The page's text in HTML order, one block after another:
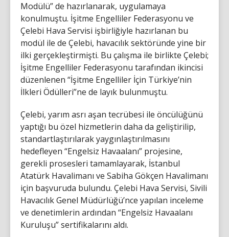
Modülü” de hazırlanarak, uygulamaya
konulmuştu. İşitme Engelliler Federasyonu ve
Çelebi Hava Servisi işbirliğiyle hazırlanan bu
modül ile de Çelebi, havacılık sektöründe yine bir
ilki gerçekleştirmişti. Bu çalışma ile birlikte Çelebi;
İşitme Engelliler Federasyonu tarafından ikincisi
düzenlenen “İşitme Engelliler İçin Türkiye’nin
İlkleri Ödülleri”ne de layık bulunmuştu.
Çelebi, yarım asrı aşan tecrübesi ile öncülüğünü
yaptığı bu özel hizmetlerin daha da geliştirilip,
standartlaştırılarak yaygınlaştırılmasını
hedefleyen “Engelsiz Havaalanı” projesine,
gerekli prosesleri tamamlayarak, İstanbul
Atatürk Havalimanı ve Sabiha Gökçen Havalimanı
için başvuruda bulundu. Çelebi Hava Servisi, Sivili
Havacılık Genel Müdürlüğü’nce yapılan inceleme
ve denetimlerin ardından “Engelsiz Havaalanı
Kuruluşu” sertifikalarını aldı.